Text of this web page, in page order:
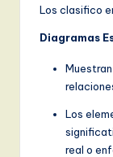
Los clasifico
Diagramas
Los
real o